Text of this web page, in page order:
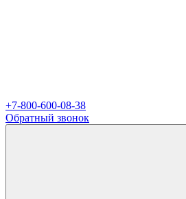
+7-800-600-08-38
Обратный звонок